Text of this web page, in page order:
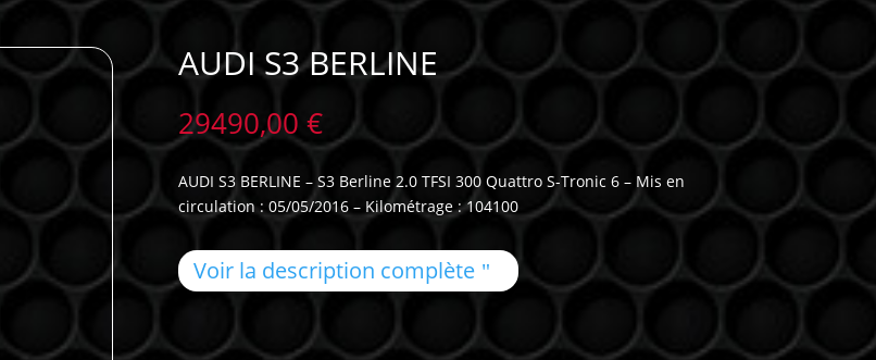
AUDI S3 BERLINE
29490,00 €
AUDI S3 BERLINE – S3 Berline 2.0 TFSI 300 Quattro S-Tronic 6 – Mis en
circulation : 05/05/2016 – Kilométrage : 104100
Voir la description complète